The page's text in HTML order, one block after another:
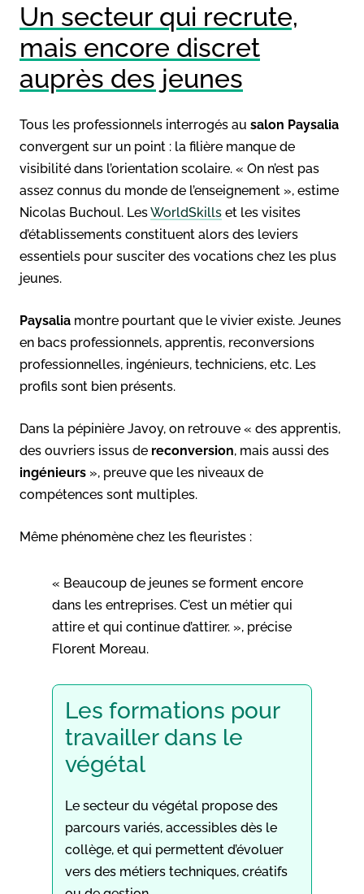
Un secteur qui recrute,
mais encore discret
auprès des jeunes
Tous les professionnels interrogés au salon Paysalia
convergent sur un point : la filière manque de
visibilité dans l’orientation scolaire. « On n’est pas
assez connus du monde de l’enseignement », estime
Nicolas Buchoul. LesWorldSkills et les visites
d’établissements constituent alors des leviers
essentiels pour susciter des vocations chez les plus
jeunes.
Paysalia montre pourtant que le vivier existe. Jeunes
en bacs professionnels, apprentis, reconversions
professionnelles, ingénieurs, techniciens, etc. Les
profils sont bien présents.
Dans la pépinière Javoy, on retrouve « des apprentis,
des ouvriers issus de reconversion, mais aussi des
ingénieurs », preuve que les niveaux de
compétences sont multiples.
Même phénomène chez les fleuristes :
« Beaucoup de jeunes se forment encore
dans les entreprises. C’est un métier qui
attire et qui continue d’attirer. », précise
Florent Moreau.
Les formations pour
travailler dans le
végétal
Le secteur du végétal propose des
parcours variés, accessibles dès le
collège, et qui permettent d’évoluer
vers des métiers techniques, créatifs